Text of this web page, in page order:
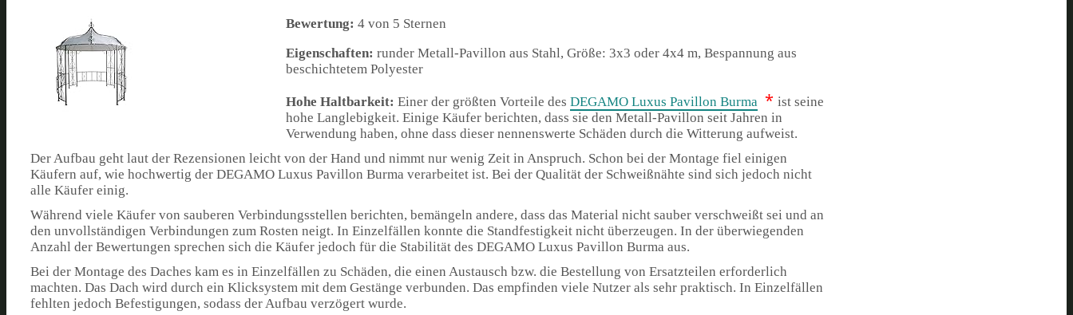
Bewertung: 4 von 5 Sternen
Eigenschaften: runder Metall-Pavillon aus Stahl, Größe: 3x3 oder 4x4 m, Bespannung aus
beschichtetem Polyester
Hohe Haltbarkeit: Einer der größten Vorteile des DEGAMO Luxus Pavillon Burma * ist seine
hohe Langlebigkeit. Einige Käufer berichten, dass sie den Metall-Pavillon seit Jahren in
Verwendung haben, ohne dass dieser nennenswerte Schäden durch die Witterung aufweist.
Der Aufbau geht laut der Rezensionen leicht von der Hand und nimmt nur wenig Zeit in Anspruch. Schon bei der Montage fiel einigen
Käufern auf, wie hochwertig der DEGAMO Luxus Pavillon Burma verarbeitet ist. Bei der Qualität der Schweißnähte sind sich jedoch nicht
alle Käufer einig.
Während viele Käufer von sauberen Verbindungsstellen berichten, bemängeln andere, dass das Material nicht sauber verschweißt sei und an
den unvollständigen Verbindungen zum Rosten neigt. In Einzelfällen konnte die Standfestigkeit nicht überzeugen. In der überwiegenden
Anzahl der Bewertungen sprechen sich die Käufer jedoch für die Stabilität des DEGAMO Luxus Pavillon Burma aus.
Bei der Montage des Daches kam es in Einzelfällen zu Schäden, die einen Austausch bzw. die Bestellung von Ersatzteilen erforderlich
machten. Das Dach wird durch ein Klicksystem mit dem Gestänge verbunden. Das empfinden viele Nutzer als sehr praktisch. In Einzelfällen
fehlten jedoch Befestigungen, sodass der Aufbau verzögert wurde.